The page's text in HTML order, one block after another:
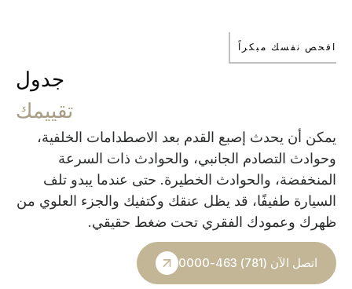
افحص نفسك مبكراً
جدول
تقييمك
يمكن أن يحدث إصبع القدم بعد الاصطدامات الخلفية،
وحوادث التصادم الجانبي، والحوادث ذات السرعة
المنخفضة، والحوادث الخطيرة. حتى عندما يبدو تلف
السيارة طفيفًا، قد يظل عنقك وكتفيك والجزء العلوي من
ظهرك وعمودك الفقري تحت ضغط حقيقي.
اتصل الآن (781) 463-0000